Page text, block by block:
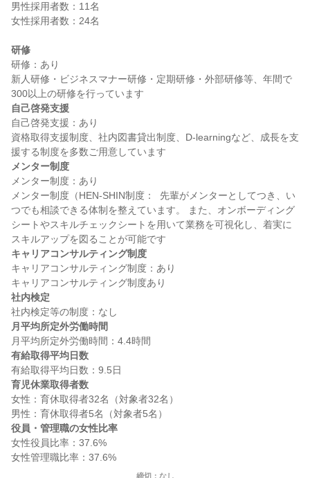
男性採用者数：11名
女性採用者数：24名
研修
研修：あり
新人研修・ビジネスマナー研修・定期研修・外部研修等、年間で
自己啓発支援
自己啓発支援：あり
資格取得支援制度、社内図書貸出制度、D-learningなど、成長を支
メンター制度
メンター制度：あり
メンター制度（HEN-SHIN制度：  先輩がメンターとしてつき、い
つでも相談できる体制を整えています。 また、オンボーディング
シートやスキルチェックシートを用いて業務を可視化し、着実に
キャリアコンサルティング制度
キャリアコンサルティング制度：あり
社内検定
月平均所定外労働時間
有給取得平均日数
育児休業取得者数
女性：育休取得者32名（対象者32名）
役員・管理職の女性比率
女性役員比率：37.6%
締切：なし